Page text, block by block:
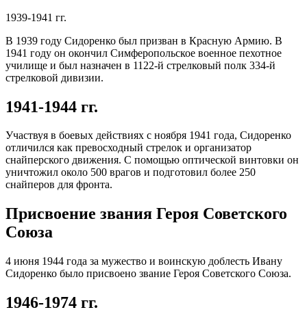
1939-1941 гг.
В 1939 году Сидоренко был призван в Красную Армию. В
1941 году он окончил Симферопольское военное пехотное
училище и был назначен в 1122-й стрелковый полк 334-й
стрелковой дивизии.
1941-1944 гг.
Участвуя в боевых действиях с ноября 1941 года, Сидоренко
отличился как превосходный стрелок и организатор
снайперского движения. С помощью оптической винтовки он
уничтожил около 500 врагов и подготовил более 250
снайперов для фронта.
Присвоение звания Героя Советского
Союза
4 июня 1944 года за мужество и воинскую доблесть Ивану
Сидоренко было присвоено звание Героя Советского Союза.
1946-1974 гг.